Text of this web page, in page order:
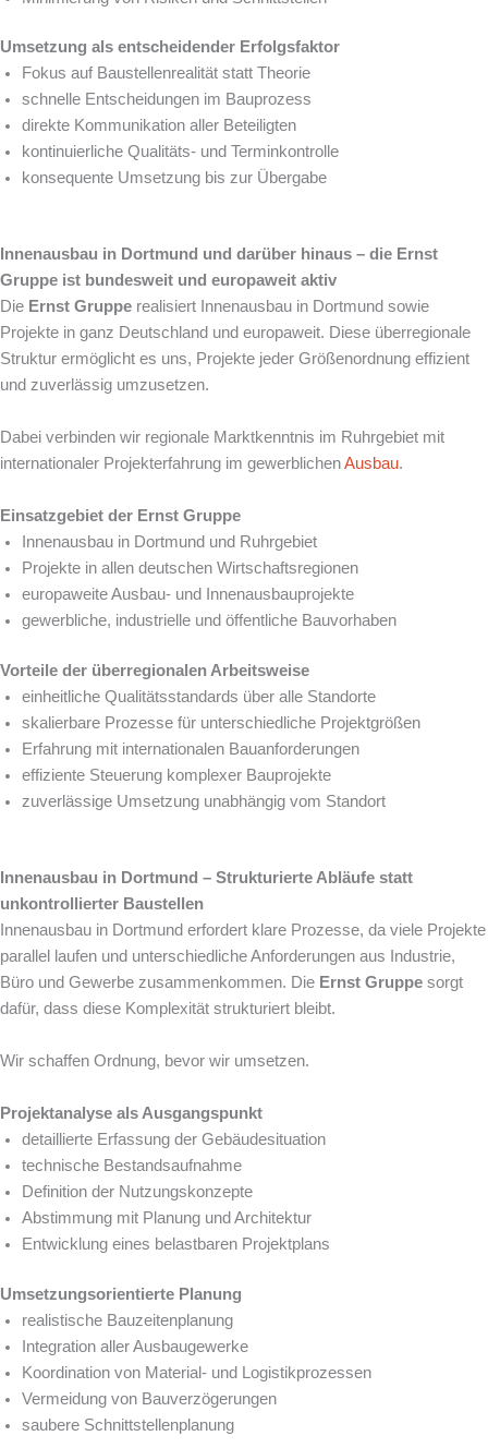
Umsetzung als entscheidender Erfolgsfaktor
Fokus auf Baustellenrealität statt Theorie
schnelle Entscheidungen im Bauprozess
direkte Kommunikation aller Beteiligten
kontinuierliche Qualitäts- und Terminkontrolle
konsequente Umsetzung bis zur Übergabe
Innenausbau in Dortmund und darüber hinaus – die Ernst
Gruppe ist bundesweit und europaweit aktiv
Die Ernst Gruppe realisiert Innenausbau in Dortmund sowie
Projekte in ganz Deutschland und europaweit. Diese überregionale
Struktur ermöglicht es uns, Projekte jeder Größenordnung effizient
und zuverlässig umzusetzen.
Dabei verbinden wir regionale Marktkenntnis im Ruhrgebiet mit
internationaler Projekterfahrung im gewerblichenAusbau.
Einsatzgebiet der Ernst Gruppe
Innenausbau in Dortmund und Ruhrgebiet
Projekte in allen deutschen Wirtschaftsregionen
europaweite Ausbau- und Innenausbauprojekte
gewerbliche, industrielle und öffentliche Bauvorhaben
Vorteile der überregionalen Arbeitsweise
einheitliche Qualitätsstandards über alle Standorte
skalierbare Prozesse für unterschiedliche Projektgrößen
Erfahrung mit internationalen Bauanforderungen
effiziente Steuerung komplexer Bauprojekte
zuverlässige Umsetzung unabhängig vom Standort
Innenausbau in Dortmund – Strukturierte Abläufe statt
unkontrollierter Baustellen
Innenausbau in Dortmund erfordert klare Prozesse, da viele Projekte
parallel laufen und unterschiedliche Anforderungen aus Industrie,
Büro und Gewerbe zusammenkommen. Die Ernst Gruppe sorgt
dafür, dass diese Komplexität strukturiert bleibt.
Wir schaffen Ordnung, bevor wir umsetzen.
Projektanalyse als Ausgangspunkt
detaillierte Erfassung der Gebäudesituation
technische Bestandsaufnahme
Definition der Nutzungskonzepte
Abstimmung mit Planung und Architektur
Entwicklung eines belastbaren Projektplans
Umsetzungsorientierte Planung
realistische Bauzeitenplanung
Integration aller Ausbaugewerke
Koordination von Material- und Logistikprozessen
Vermeidung von Bauverzögerungen
saubere Schnittstellenplanung